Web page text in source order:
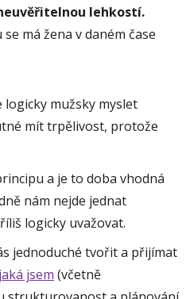
lehkostí.
má žena v daném čase
logicky mužsky myslet
mít trpělivost, protože
a je to doba vhodná
nám nejde jednat
logicky uvažovat.
jednoduché tvořit a přijímat
jsem (včetně